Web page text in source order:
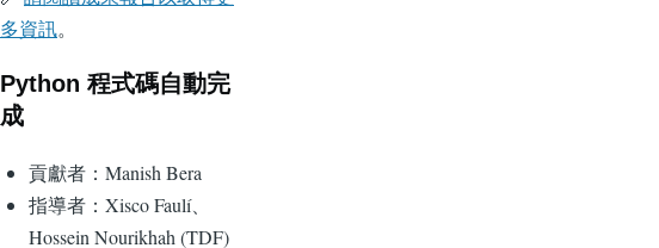
多資訊。
Python 程式碼自動完
成
貢獻者：Manish Bera
指導者：Xisco Faulí、
Hossein Nourikhah (TDF)